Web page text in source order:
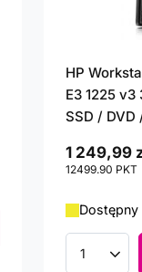
HP
E3 1225 v3
SSD / DVD
1 249,99
12499.90 PKT
Dostępny
Ilość